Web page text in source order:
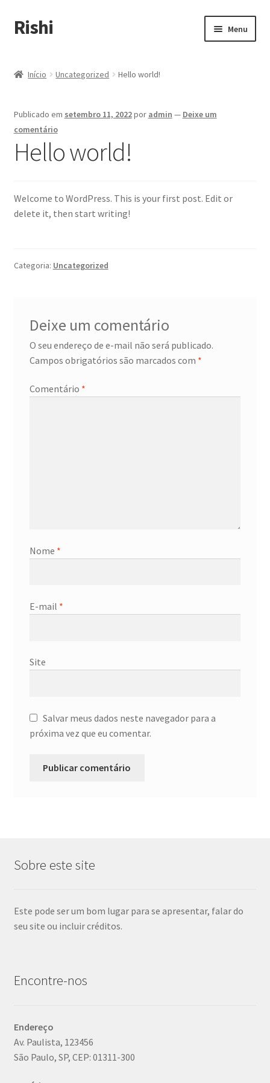
Pular
para
Pular
para
conteúdo
Rishi Menu
Início Uncategorized Hello world!
Publicado em setembro 11, 2022por admin — Deixe um
comentário
Hello world!
Welcome to WordPress. This is your first post. Edit or
delete it, then start writing!
Categoria: Uncategorized
Deixe um comentário
O seu endereço de e-mail não será publicado.
Campos obrigatórios são marcados com *
Comentário *
Nome *
E-mail *
Site
Salvar meus dados neste navegador para a
próxima vez que eu comentar.
Sobre este site
Este pode ser um bom lugar para se apresentar, falar do
seu site ou incluir créditos.
Encontre-nos
Endereço
Av. Paulista, 123456
São Paulo, SP, CEP: 01311-300